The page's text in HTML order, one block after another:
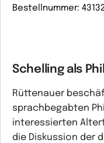
Bestellnummer:
Schelling als
Rüttenauer
sprachbegabten
interessierten
die Diskussion der